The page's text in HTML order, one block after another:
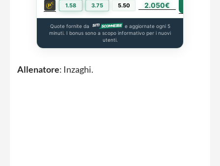
1.58 3.75 5.50 2.050€
Quote fornite da
e aggiornate ogni 5
minuti. I bonus sono a scopo informativo per i nuovi
utenti.
Allenatore: Inzaghi.